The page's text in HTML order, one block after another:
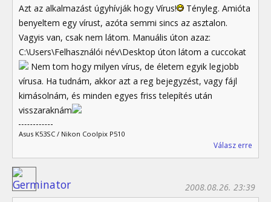
Azt az alkalmazást úgyhívják hogy Vírus!
Tényleg. Amióta
benyeltem egy vírust, azóta semmi sincs az asztalon.
Vagyis van, csak nem látom. Manuális úton azaz:
C:\Users\Felhasználói név\Desktop úton látom a cuccokat
Nem tom hogy milyen vírus, de életem egyik legjobb
vírusa. Ha tudnám, akkor azt a reg bejegyzést, vagy fájl
kimásolnám, és minden egyes friss telepítés után
visszaraknám
Asus K53SC / Nikon Coolpix P510
Válasz erre
2008.08.26. 23:39